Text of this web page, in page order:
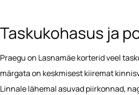
Taskukohasus ja
Praegu on Lasnamäe korterid veel
märgata on keskmisest kiiremat
Linnale lähemal asuvad piirkonnad,